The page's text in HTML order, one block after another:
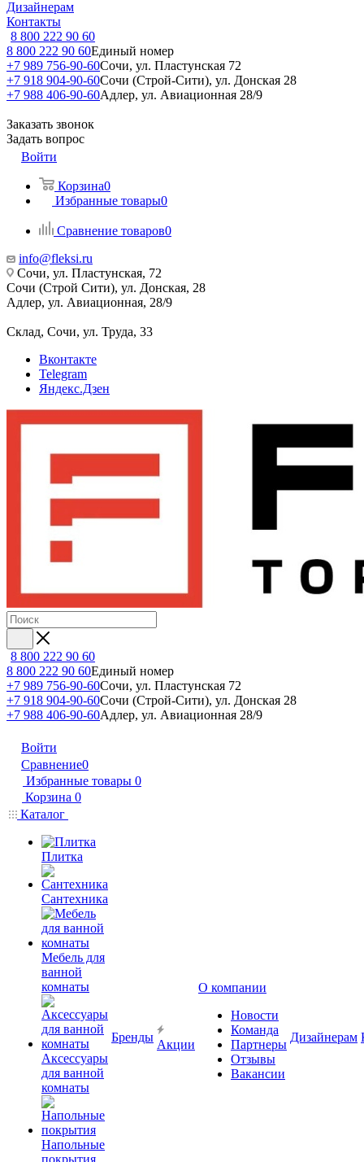
Дизайнерам
Контакты
8 800 222 90 60
8 800 222 90 60Единый номер
+7 989 756-90-60Сочи, ул. Пластунская 72
+7 918 904-90-60Сочи (Строй-Сити), ул. Донская 28
+7 988 406-90-60Адлер, ул. Авиационная 28/9
Заказать звонок
Задать вопрос
Войти
Корзина0
Избранные товары0
Сравнение товаров0
info@fleksi.ru
Сочи, ул. Пластунская, 72
Сочи (Строй Сити), ул. Донская, 28
Адлер, ул. Авиационная, 28/9
Склад, Сочи, ул. Труда, 33
Вконтакте
Telegram
Яндекс.Дзен
8 800 222 90 60
8 800 222 90 60Единый номер
+7 989 756-90-60Сочи, ул. Пластунская 72
+7 918 904-90-60Сочи (Строй-Сити), ул. Донская 28
+7 988 406-90-60Адлер, ул. Авиационная 28/9
Войти
Сравнение0
Избранные товары 0
Корзина 0
Каталог
Плитка
Сантехника
Мебель для
ванной
комнаты
Аксессуары
для ванной
комнаты
Напольные
покрытия
Бренды
Акции
О компании
Новости
Команда
Партнеры
Отзывы
Вакансии
Дизайнерам